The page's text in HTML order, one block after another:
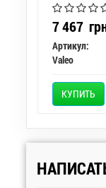
7 467
Артикул:
Valeo
КУПИТЬ